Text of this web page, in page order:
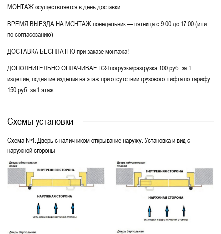
МОНТАЖ осуществляется в день доставки.
ВРЕМЯ ВЫЕЗДА НА МОНТАЖ понедельник — пятница с 9:00 до 17:00 (или
по согласованию)
ДОСТАВКА БЕСПЛАТНО при заказе монтажа!
ДОПОЛНИТЕЛЬНО ОПЛАЧИВАЕТСЯ погрузка/разгрузка 100 руб. за 1
изделие, поднятие изделия на этаж при отсутствии грузового лифта по тарифу
150 руб. за 1 этаж
Схемы установки
Схема №1. Дверь с наличником открывание наружу. Установка и вид с
наружной стороны